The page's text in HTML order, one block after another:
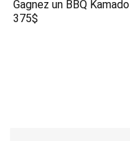
Gagnez un BBQ
375$